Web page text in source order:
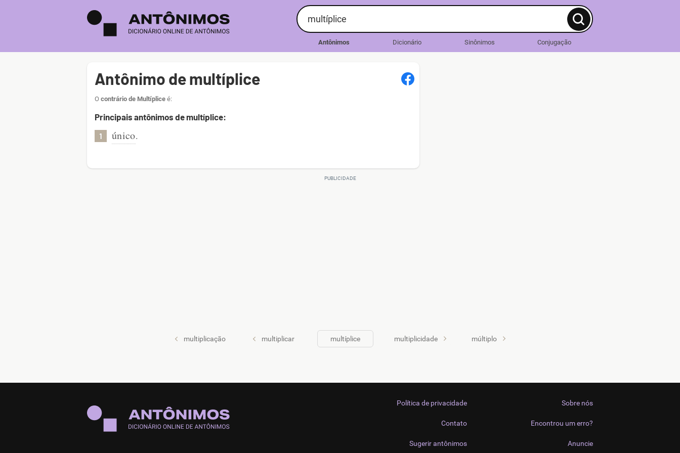
Antônimos Dicionário Sinônimos Conjugação
Antônimo de multíplice
O contrário de Multíplice é:
Principais antônimos de multíplice:
1 único.
multiplicação multiplicar multíplice multiplicidade múltiplo
Sobre nós
Encontrou um erro?
Anuncie
Política de privacidade
Contato
Sugerir antônimos